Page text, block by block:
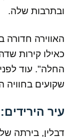
ובתרבות שלה.
האווירה
כאילו קירות
החלה". עוד
שקועים בחוויה
עיר
דבלין, בירתה